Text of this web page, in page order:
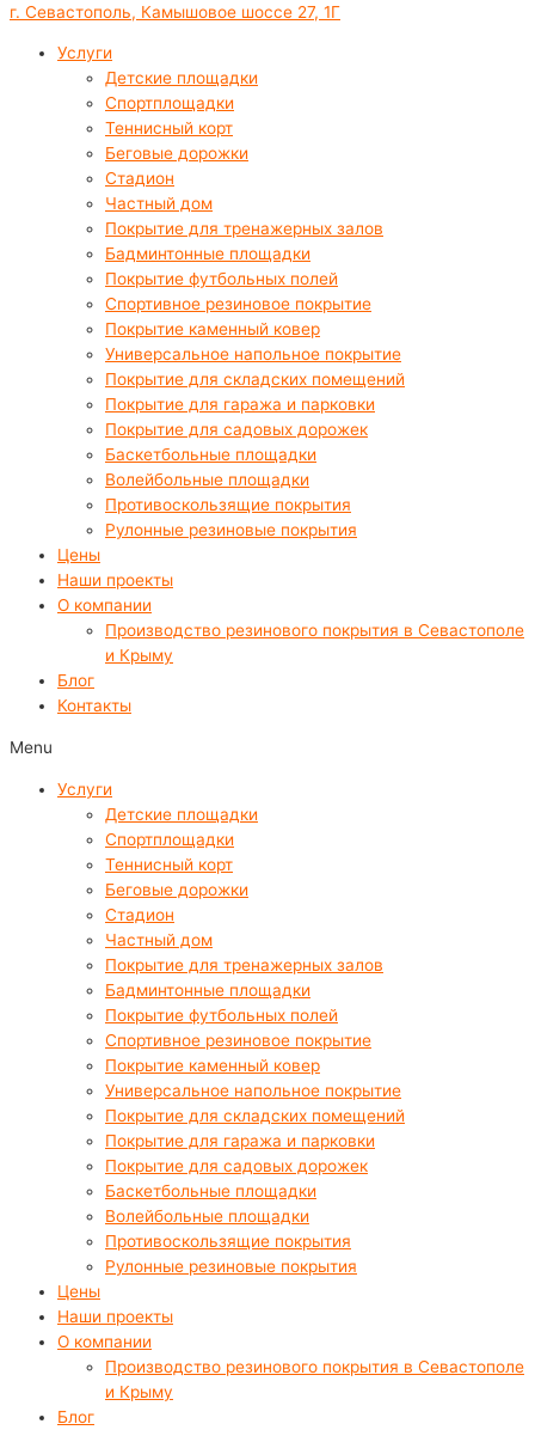
г. Севастополь, Камышовое шоссе 27, 1Г
Услуги
Детские площадки
Спортплощадки
Теннисный корт
Беговые дорожки
Стадион
Частный дом
Покрытие для тренажерных залов
Бадминтонные площадки
Покрытие футбольных полей
Спортивное резиновое покрытие
Покрытие каменный ковер
Универсальное напольное покрытие
Покрытие для складских помещений
Покрытие для гаража и парковки
Покрытие для садовых дорожек
Баскетбольные площадки
Волейбольные площадки
Противоскользящие покрытия
Рулонные резиновые покрытия
Цены
Наши проекты
О компании
Производство резинового покрытия в Севастополе
и Крыму
Блог
Контакты
Menu
Услуги
Детские площадки
Спортплощадки
Теннисный корт
Беговые дорожки
Стадион
Частный дом
Покрытие для тренажерных залов
Бадминтонные площадки
Покрытие футбольных полей
Спортивное резиновое покрытие
Покрытие каменный ковер
Универсальное напольное покрытие
Покрытие для складских помещений
Покрытие для гаража и парковки
Покрытие для садовых дорожек
Баскетбольные площадки
Волейбольные площадки
Противоскользящие покрытия
Рулонные резиновые покрытия
Цены
Наши проекты
О компании
Производство резинового покрытия в Севастополе
и Крыму
Блог